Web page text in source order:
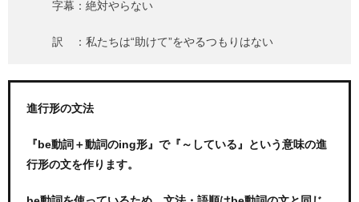
字幕：絶対やらない
訳 ：私たちは“助けて”をやるつもりはない
進行形の文法
『be動詞＋動詞のing形』で『～している』という意味の進
行形の文を作ります。